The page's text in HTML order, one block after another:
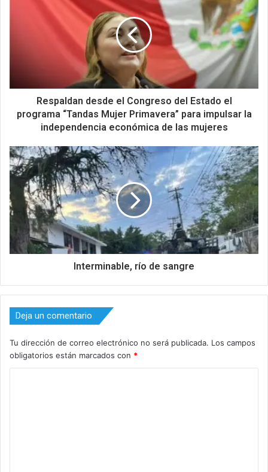
Respaldan desde el Congreso del Estado el
programa “Tandas Mujer Primavera” para impulsar la
independencia económica de las mujeres
Interminable, río de sangre
Deja un comentario
Tu dirección de correo electrónico no será publicada. Los campos
obligatorios están marcados con *